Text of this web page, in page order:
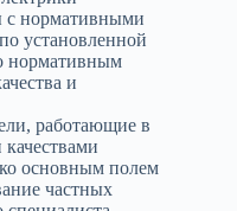
с нормативными
установленной
нормативным
и
работающие в
основным полем
частных